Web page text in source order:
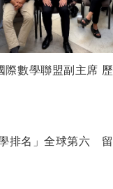
際數學聯盟副主席
排名」全球第六 留